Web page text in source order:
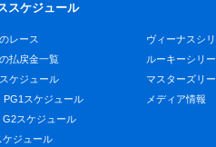
スケジュール
レース
払戻金一覧
ケジュール
PG1スケジュール
G2スケジュール
ケジュール
ヴィーナスシ
ルーキーシリ
マスターズリ
メディア情報